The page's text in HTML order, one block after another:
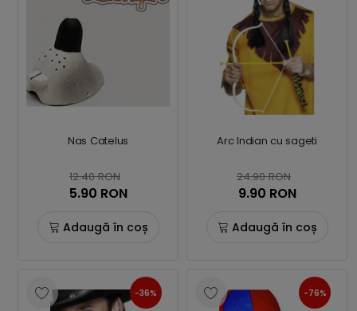
Nas Catelus
12.40 RON
5.90 RON
Adaugă în coș
Arc Indian cu sageti
24.90 RON
9.90 RON
Adaugă în coș
-36% -76%